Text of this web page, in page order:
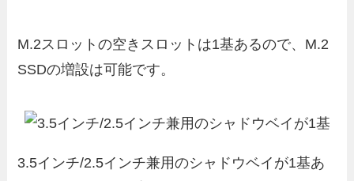
M.2スロットの空きスロットは1基あるので、M.2
SSDの増設は可能です。
3.5インチ/2.5インチ兼用のシャドウベイが1基あ